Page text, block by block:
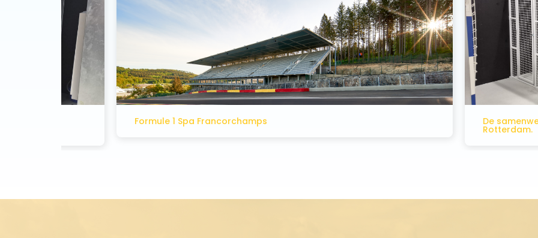
Formule 1 Spa Francorchamps De samenwerking van